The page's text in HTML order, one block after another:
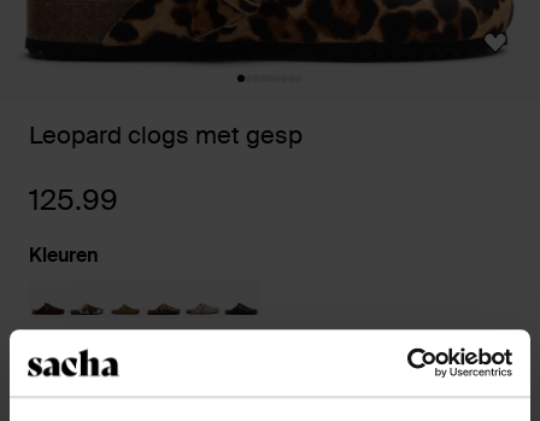
Leopard clogs met gesp
125.99
Kleuren
Kies jouw maat